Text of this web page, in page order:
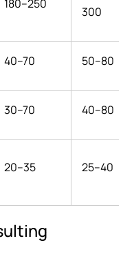
180–250
300
40–70 50–80
30–70 40–80
20–35 25–40